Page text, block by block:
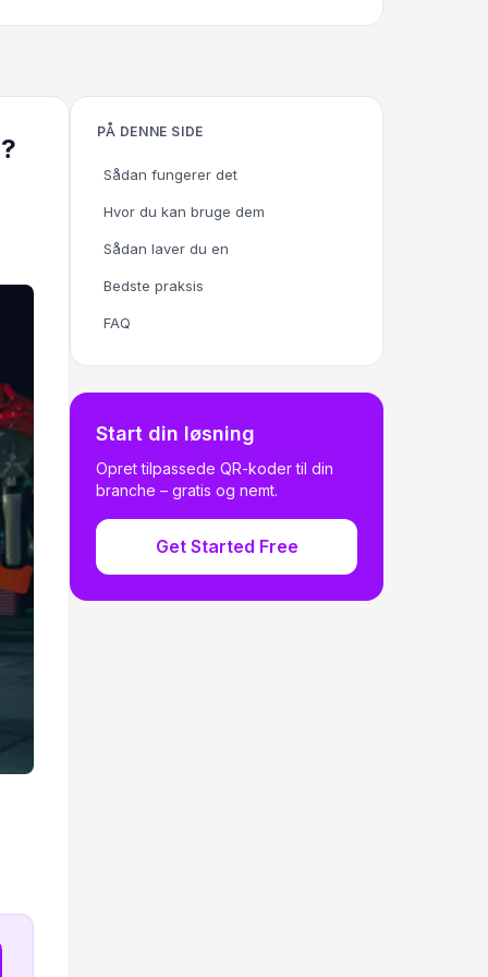
PÅ DENNE SIDE
Sådan fungerer det
Hvor du kan bruge dem
Sådan laver du en
Bedste praksis
FAQ
Start din løsning
Opret tilpassede QR-koder til din
branche – gratis og nemt.
Get Started Free